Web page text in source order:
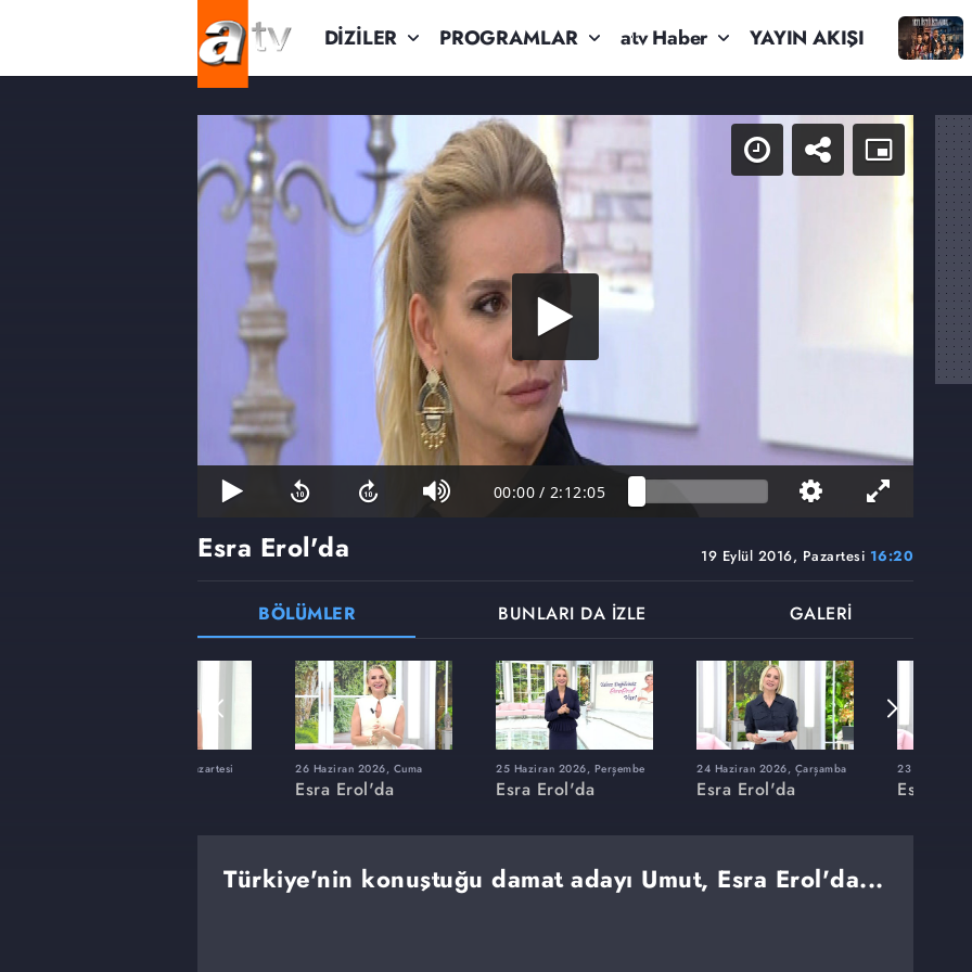
DİZİLER PROGRAMLAR atv Haber YAYIN AKIŞI
00:00 / 2:12:05
19 Eylül 2016, Pazartesi 16:20
Esra Erol'da
BÖLÜMLER BUNLARI DA İZLE GALERİ
8 Haziran 2026, Pazartesi 26 Haziran 2026, Cuma
Esra Erol'da
25 Haziran 2026, Perşembe
Esra Erol'da
24 Haziran 2026, Çarşamba
Esra Erol'da
23 Haziran
Esra
Türkiye'nin konuştuğu damat adayı Umut, Esra Erol'da...